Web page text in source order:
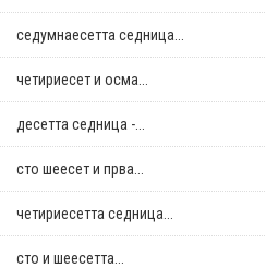
седумнаесетта седница...
четириесет и осма...
десетта седница -...
сто шеесет и прва...
четириесетта седница...
сто и шеесетта...